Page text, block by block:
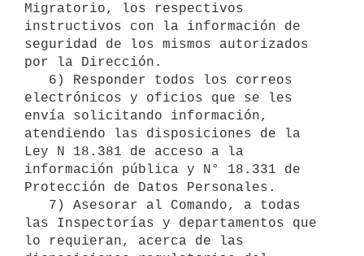
Migratorio, los respectivos
instructivos con la información de
seguridad de los mismos autorizados
por la Dirección.
electrónicos y oficios que se les
envía solicitando información,
atendiendo las disposiciones de la
Ley N 18.381 de acceso a la
información pública y N° 18.331 de
Protección de Datos Personales.
las Inspectorías y departamentos que
lo requieran, acerca de las